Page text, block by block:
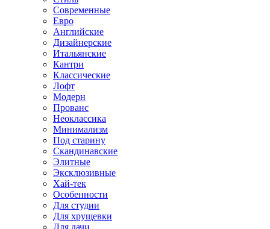
Современные
Евро
Английские
Дизайнерские
Итальянские
Кантри
Классические
Лофт
Модерн
Прованс
Неоклассика
Минимализм
Под старину
Скандинавские
Элитные
Эксклюзивные
Хай-тек
Особенности
Для студии
Для хрущевки
Для дачи